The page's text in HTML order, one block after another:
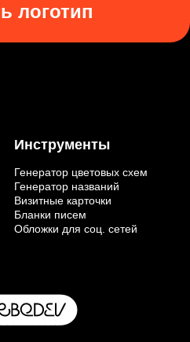
логотип
Инструменты
Генератор цветовых схем
Генератор названий
Визитные карточки
Бланки писем
Обложки для соц. сетей